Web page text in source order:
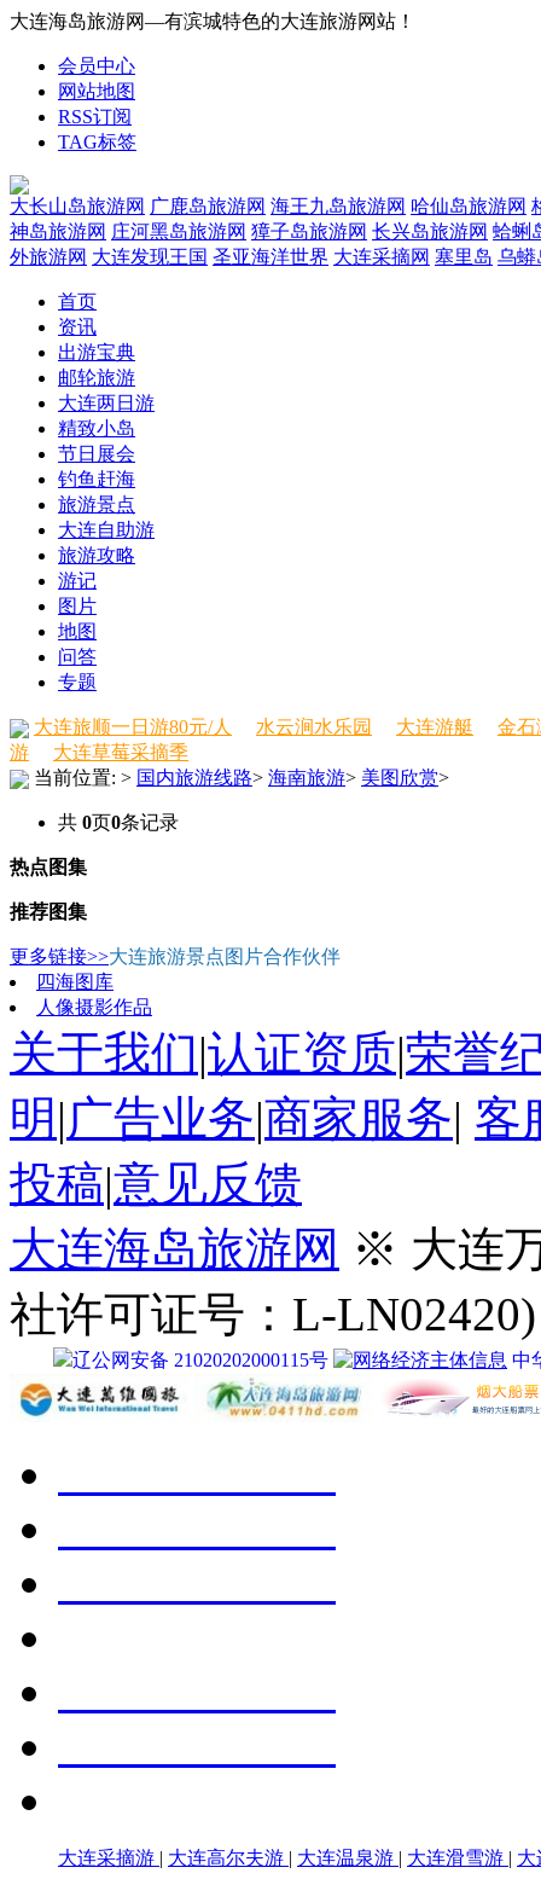
大连海岛旅游网—有滨城特色的大连旅游网站！
会员中心
网站地图
RSS订阅
TAG标签
大长山岛旅游网 广鹿岛旅游网 海王九岛旅游网 哈仙岛旅游网
神岛旅游网 庄河黑岛旅游网 獐子岛旅游网 长兴岛旅游网 蛤蜊
外旅游网 大连发现王国 圣亚海洋世界 大连采摘网 塞里岛 乌蟒
首页
资讯
出游宝典
邮轮旅游
大连两日游
精致小岛
节日展会
钓鱼赶海
旅游景点
大连自助游
旅游攻略
游记
图片
地图
问答
专题
大连旅顺一日游80元/人 水云涧水乐园 大连游艇
金石
游
大连草莓采摘季
当前位置: > 国内旅游线路> 海南旅游> 美图欣赏>
共 0页0条记录
热点图集
推荐图集
更多链接>>大连旅游景点图片合作伙伴
四海图库
人像摄影作品
关于我们|认证资质|荣誉
明 |广告业务|商家服务| 客
投稿|意见反馈
大连海岛旅游网 ※ 大连
社许可证号：L-LN02420)
辽公网安备 21020202000115号 中
大连采摘游 | 大连高尔夫游 | 大连温泉游 | 大连滑雪游 |